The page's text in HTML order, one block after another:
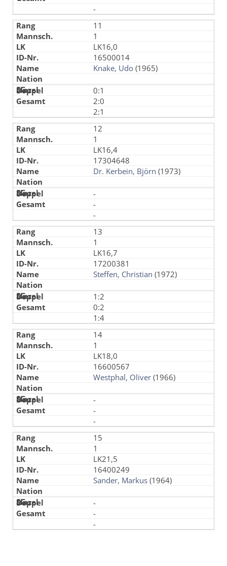
-
11
1
LK16,0
16500014
Knake, Udo (1965)
0:1
2:0
2:1
12
1
LK16,4
17304648
Dr. Kerbein, Björn (1973)
-
-
-
13
1
LK16,7
17200381
Steffen, Christian (1972)
1:2
0:2
1:4
14
1
LK18,0
16600567
Westphal, Oliver (1966)
-
-
-
15
1
LK21,5
16400249
Sander, Markus (1964)
-
-
-